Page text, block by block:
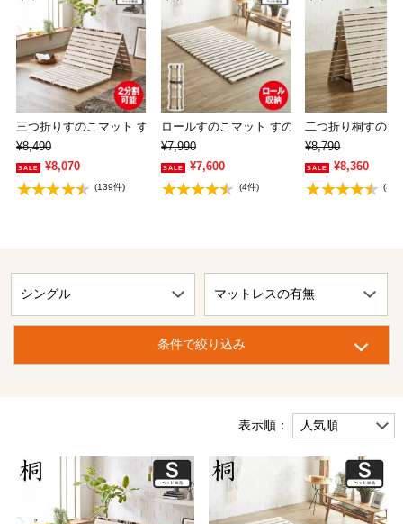
三つ折りすのこマット すのこベッド シングル …
¥8,490
¥8,070
(139件)
ロールすのこマット すのこベッド シングル
¥7,990
¥7,600
(4件)
二つ折り桐すの
¥8,790
¥8,360
(3件)
条件で絞り込み
表示順：